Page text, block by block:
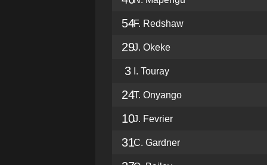
54F. Redshaw
29J. Okeke
3 I. Touray
24T. Onyango
10J. Fevrier
31C. Gardner